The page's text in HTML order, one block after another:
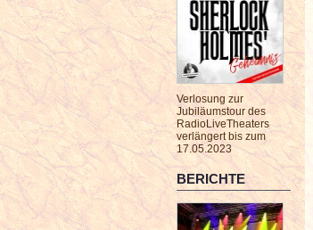
Verlosung zur
Jubiläumstour des
RadioLiveTheaters
verlängert bis zum
17.05.2023
BERICHTE